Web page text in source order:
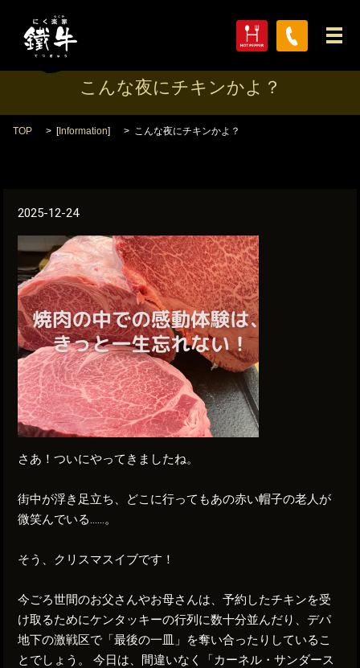
メ
こんな夜にチキンかよ？
TOP [Information] こんな夜にチキンかよ？
2025-12-24
さあ！ついにやってきましたね。
街中が浮き足立ち、どこに行ってもあの赤い帽子の老人が
微笑んでいる……。
そう、クリスマスイブです！
今ごろ世間のお父さんやお母さんは、予約したチキンを受
け取るためにケンタッキーの行列に数十分並んだり、デパ
地下の激戦区で「最後の一皿」を奪い合ったりしているこ
とでしょう。 今日は、間違いなく「カーネル・サンダース